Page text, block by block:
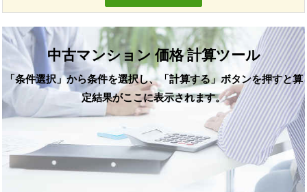
中古マンション 価格 計算ツール
「条件選択」から条件を選択し、「計算する」ボタンを押すと算
定結果がここに表示されます。